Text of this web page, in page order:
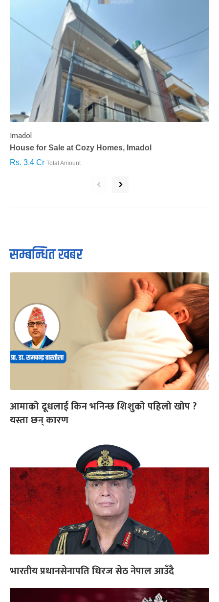
Imadol
House for Sale at Cozy Homes, Imadol
Rs. 3.4 Cr Total Amount
‹ ›
सम्बन्धित खबर
आमाको दूधलाई किन भनिन्छ शिशुको पहिलो खोप ?
यस्ता छन् कारण
भारतीय प्रधानसेनापति धिरज सेठ नेपाल आउँदै